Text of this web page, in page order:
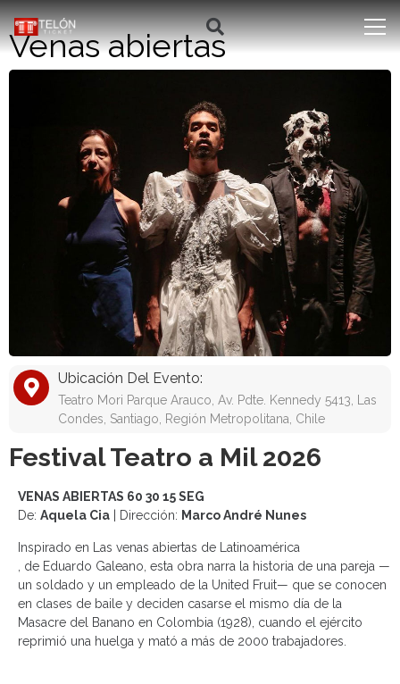
Venas abiertas
Ubicación Del Evento:
Teatro Mori Parque Arauco, Av. Pdte. Kennedy 5413, Las
Condes, Santiago, Región Metropolitana, Chile
Festival Teatro a Mil 2026
VENAS ABIERTAS 60 30 15 SEG
De: Aquela Cia | Dirección: Marco André Nunes
Inspirado en Las venas abiertas de Latinoamérica
, de Eduardo Galeano, esta obra narra la historia de una pareja —
un soldado y un empleado de la United Fruit— que se conocen
en clases de baile y deciden casarse el mismo día de la
Masacre del Banano en Colombia (1928), cuando el ejército
reprimió una huelga y mató a más de 2000 trabajadores.